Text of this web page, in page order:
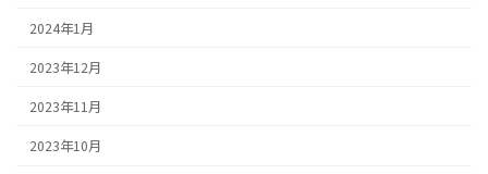
2024年1月
2023年12月
2023年11月
2023年10月